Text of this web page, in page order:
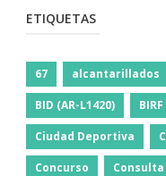
ETIQUETAS
67 alcantarillados
BID (AR-L1420) BIRF
Ciudad Deportiva
Concurso Consulta